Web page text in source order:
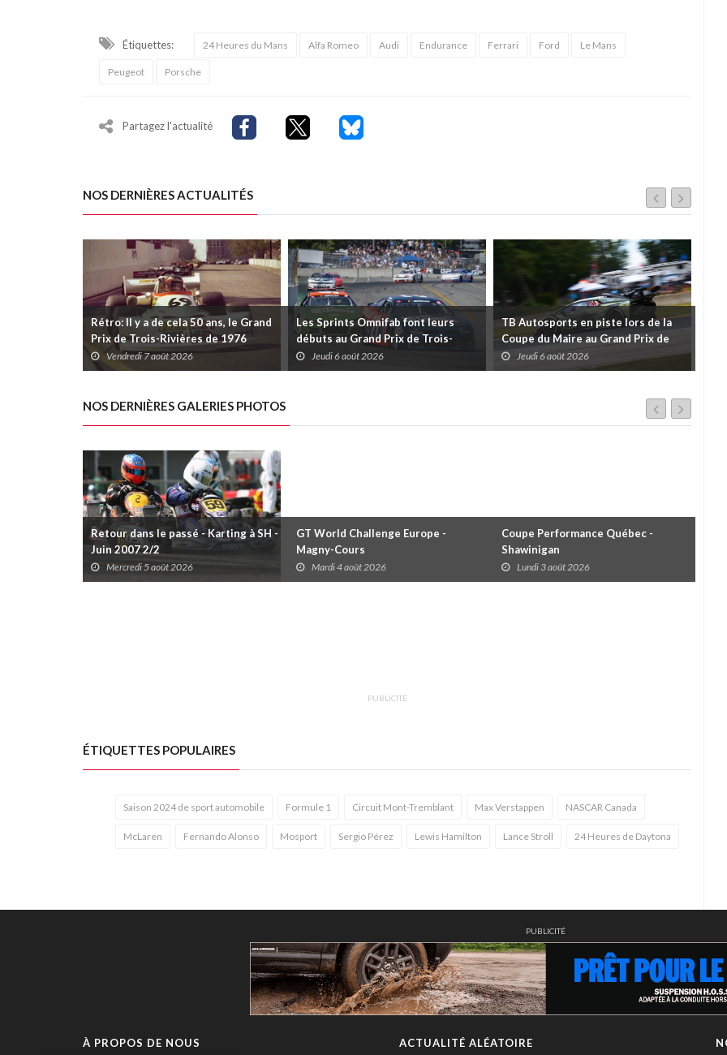
Étiquettes: 24 Heures du Mans Alfa Romeo Audi Endurance Ferrari Ford Le Mans
Peugeot Porsche
Partagez l'actualité
NOS DERNIÈRES ACTUALITÉS
Rétro: Il y a de cela 50 ans, le Grand
Prix de Trois-Rivières de 1976
Vendredi 7 août 2026
Les Sprints Omnifab font leurs
débuts au Grand Prix de Trois-
Rivières avec un format inspiré de
Daytona
Jeudi 6 août 2026
TB Autosports en piste lors de la
Coupe du Maire au Grand Prix de
Trois-Rivières
Jeudi 6 août 2026
NOS DERNIÈRES GALERIES PHOTOS
Retour dans le passé - Karting à SH -
Juin 2007 2/2
Mercredi 5 août 2026
GT World Challenge Europe -
Magny-Cours
Mardi 4 août 2026
Coupe Performance Québec -
Shawinigan
Lundi 3 août 2026
PUBLICITÉ
ÉTIQUETTES POPULAIRES
Saison 2024 de sport automobile Formule 1 Circuit Mont-Tremblant Max Verstappen NASCAR Canada
McLaren Fernando Alonso Mosport Sergio Pérez Lewis Hamilton Lance Stroll 24 Heures de Daytona
PUBLICITÉ
À PROPOS DE NOUS ACTUALITÉ ALÉATOIRE